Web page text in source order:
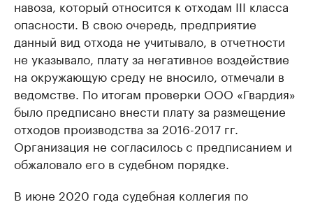
навоза, который относится к отходам III класса
опасности. В свою очередь, предприятие
данный вид отхода не учитывало, в отчетности
не указывало, плату за негативное воздействие
на окружающую среду не вносило, отмечали в
ведомстве. По итогам проверки ООО «Гвардия»
было предписано внести плату за размещение
отходов производства за 2016-2017 гг.
Организация не согласилось с предписанием и
обжаловало его в судебном порядке.
В июне 2020 года судебная коллегия по